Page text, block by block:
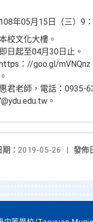
年05月15日（三）9
校文化大樓。
日起至04月30日止。
：//goo.gl/mVNQnz
君老師，電話：0935-
。
發佈
： 2019-05-26
|